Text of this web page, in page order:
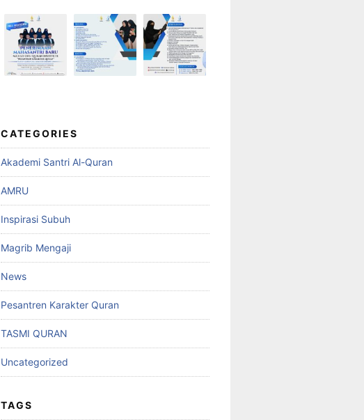
CATEGORIES
Akademi Santri Al-Quran
AMRU
Inspirasi Subuh
Magrib Mengaji
News
Pesantren Karakter Quran
TASMI QURAN
Uncategorized
TAGS